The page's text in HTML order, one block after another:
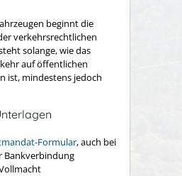
beginnt die
verkehrsrechtlichen
solange, wie das
auf öffentlichen
ist, mindestens jedoch
Formular, auch bei
Bankverbindung